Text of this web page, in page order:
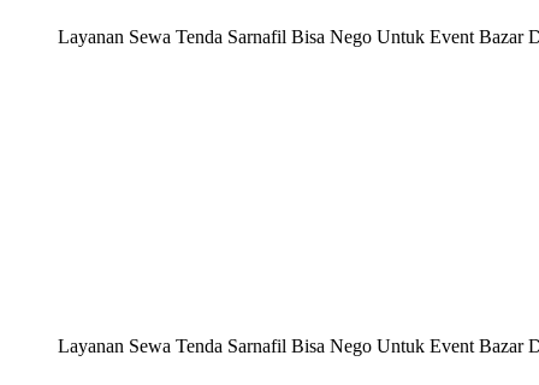
Layanan Sewa Tenda Sarnafil Bisa Nego Untuk Event Bazar
Layanan Sewa Tenda Sarnafil Bisa Nego Untuk Event Bazar